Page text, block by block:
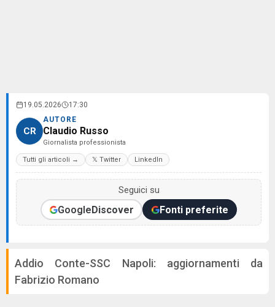
19.05.2026 17:30
CR
AUTORE
Claudio Russo
Giornalista professionista
Tutti gli articoli → 𝕏 Twitter LinkedIn
Seguici su
GoogleDiscover Fonti preferite
Addio Conte-SSC Napoli: aggiornamenti da
Fabrizio Romano